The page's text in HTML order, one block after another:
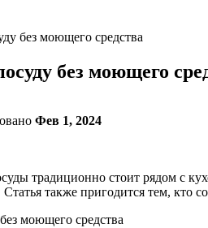
без моющего средства
без моющего
Фев 1, 2024
традиционно стоит рядом с
также пригодится тем, кто